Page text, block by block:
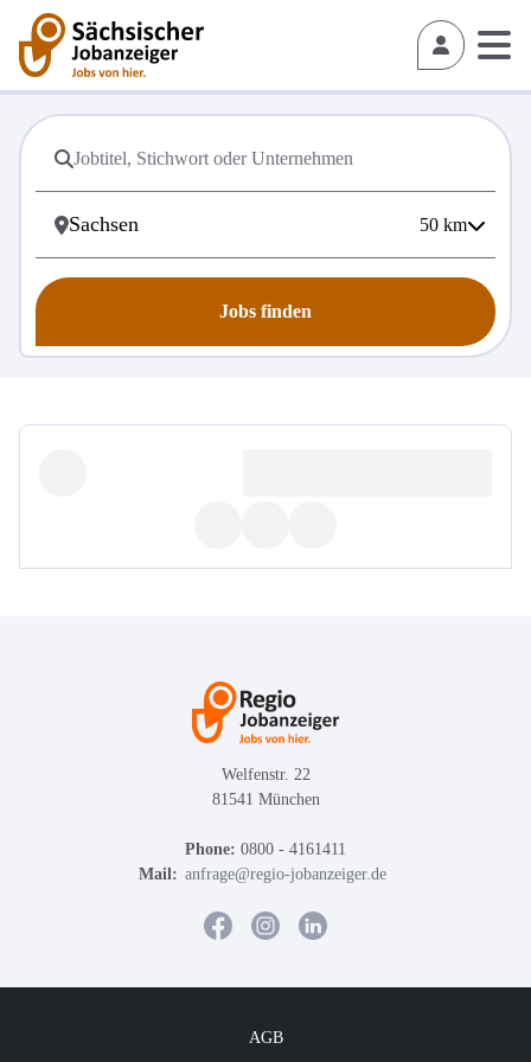
50 km
Jobs finden
Welfenstr. 22
81541 München
Phone: 0800 - 4161411
Mail: anfrage@regio-jobanzeiger.de
AGB